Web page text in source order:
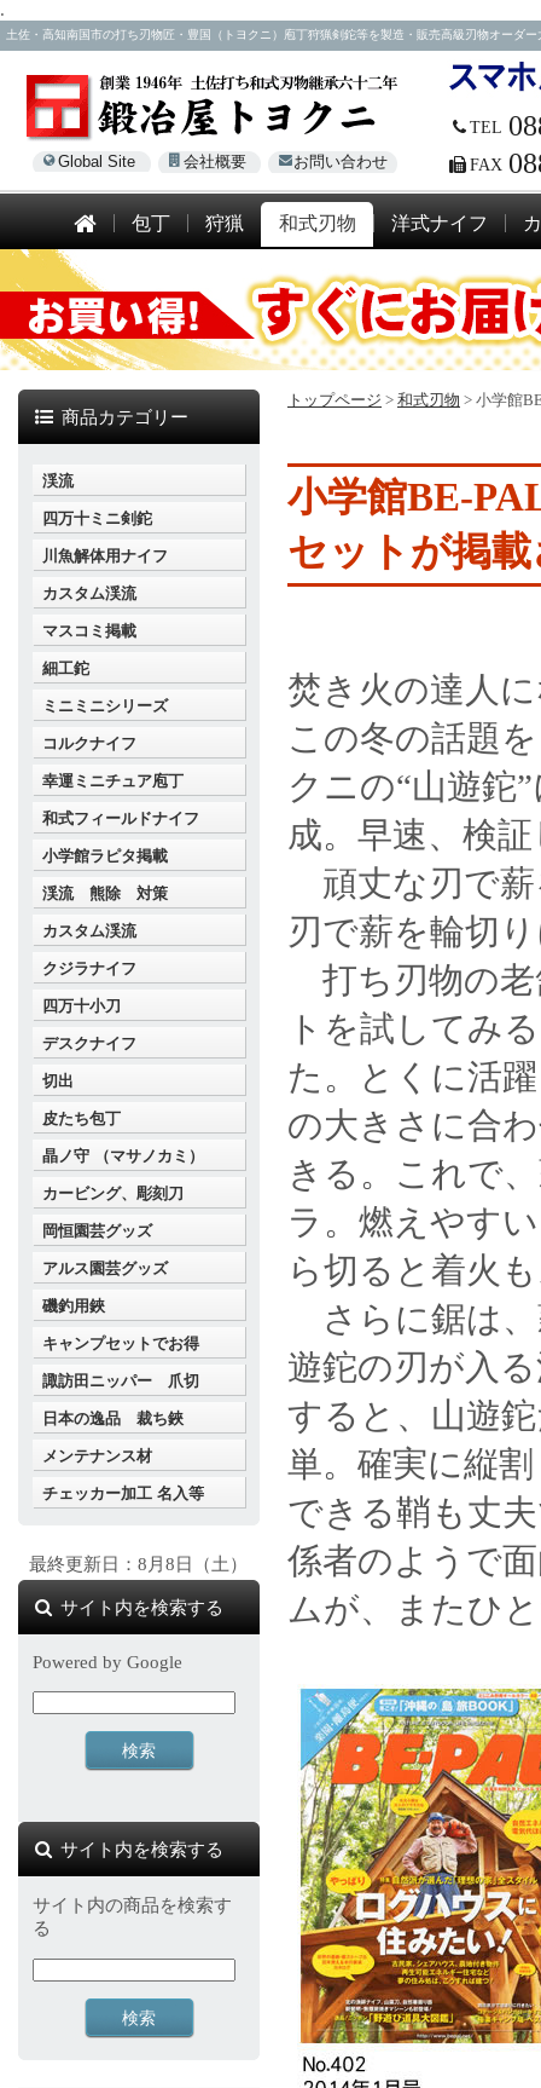
.
土佐・高知南国市の打ち刃物匠・豊国（トヨクニ）庖丁狩猟剣鉈等を製造・販売高級刃物オーダ
Global Site 会社概要 お問い合わせ
TEL
FAX
包丁 狩猟 和式刃物 洋式ナイフ
トップページ > 和式刃物 > 小学館
小学館BE-
セットが掲
焚き火の達人
この冬の話題
クニの“山遊鉈
成。早速、検
頑丈な刃で薪
刃で薪を輪切
打ち刃物の老
トを試してみ
た。とくに活
の大きさに合
きる。これで
ラ。燃えやす
ら切ると着火
さらに鋸は、
遊鉈の刃が入
すると、山遊
単。確実に縦
できる鞘も丈
係者のようで
ムが、またひ
商品カテゴリー
渓流
四万十ミニ剣鉈
川魚解体用ナイフ
カスタム渓流
マスコミ掲載
細工鉈
ミニミニシリーズ
コルクナイフ
幸運ミニチュア庖丁
和式フィールドナイフ
小学館ラピタ掲載
渓流 熊除 対策
カスタム渓流
クジラナイフ
四万十小刀
デスクナイフ
切出
皮たち包丁
晶ノ守 （マサノカミ）
カービング、彫刻刀
岡恒園芸グッズ
アルス園芸グッズ
磯釣用鋏
キャンプセットでお得
諏訪田ニッパー 爪切
日本の逸品 裁ち鋏
メンテナンス材
チェッカー加工 名入等
最終更新日：8月8日（土）
サイト内を検索する
Powered by Google
サイト内を検索する
サイト内の商品を検索す
る